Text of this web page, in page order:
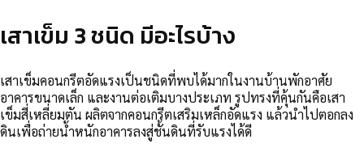
เสาเข็ม 3 ชนิด มีอะไรบ้าง
เสาเข็มคอนกรีตอัดแรงเป็นชนิดที่พบได้มากในงานบ้านพักอาศัย
อาคารขนาดเล็ก และงานต่อเติมบางประเภท รูปทรงที่คุ้นกันคือเสา
เข็มสี่เหลี่ยมตัน ผลิตจากคอนกรีตเสริมเหล็กอัดแรง แล้วนำไปตอกลง
ดินเพื่อถ่ายน้ำหนักอาคารลงสู่ชั้นดินที่รับแรงได้ดี